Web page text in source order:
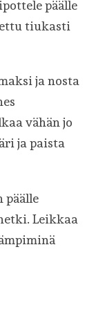
päälle
tiukasti
ja nosta
vähän jo
ja paista
päälle
Leikkaa